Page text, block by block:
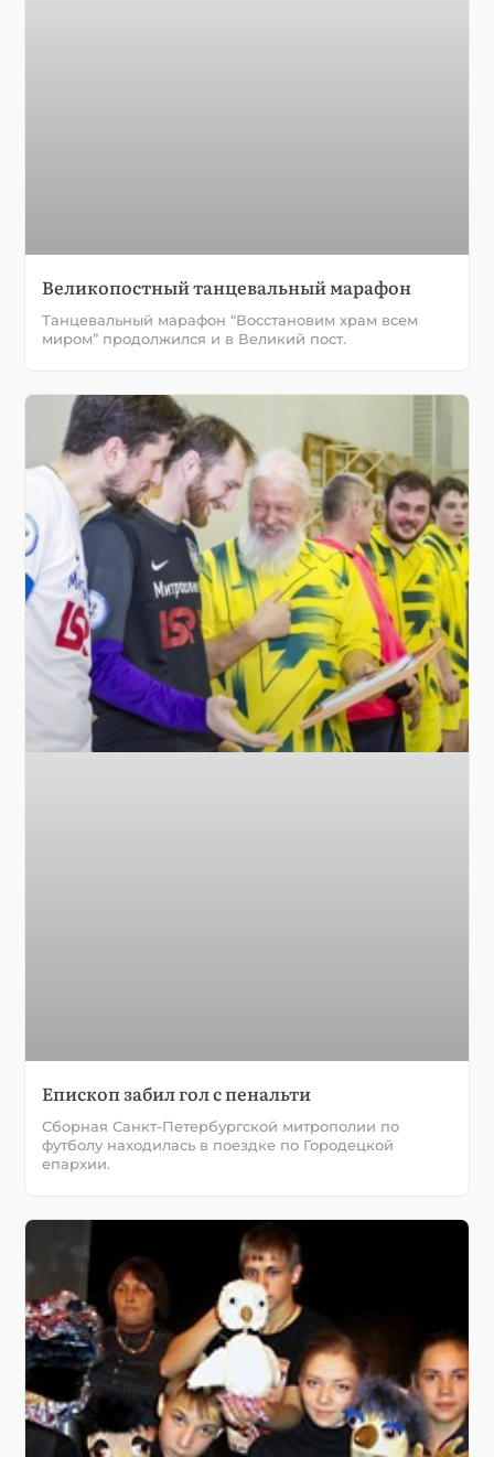
Великопостный танцевальный марафон
Танцевальный марафон “Восстановим храм всем
миром” продолжился и в Великий пост.
Епископ забил гол с пенальти
Сборная Санкт-Петербургской митрополии по
футболу находилась в поездке по Городецкой
епархии.